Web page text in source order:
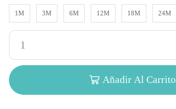
1M 3M 6M 12M 18M 24M
Añadir Al Carrito